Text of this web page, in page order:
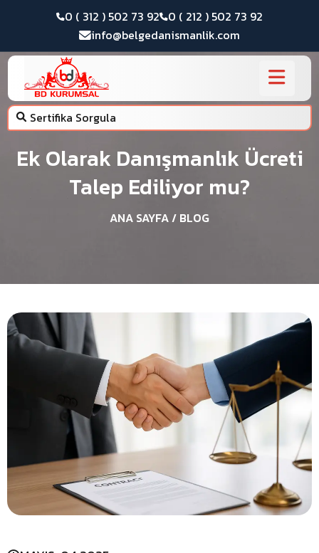
0 ( 312 ) 502 73 92 0 ( 212 ) 502 73 92
info@belgedanismanlik.com
Sertifika Sorgula
Ek Olarak Danışmanlık Ücreti
Talep Ediliyor mu?
ANA SAYFA/ BLOG